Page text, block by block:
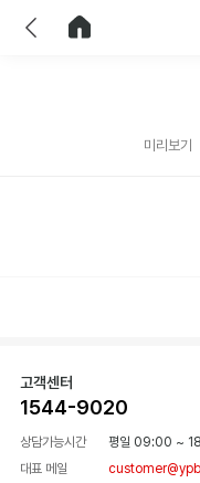
미리보기
고객센터
1544-9020
상담가능시간 평일 09:00 ~
대표 메일